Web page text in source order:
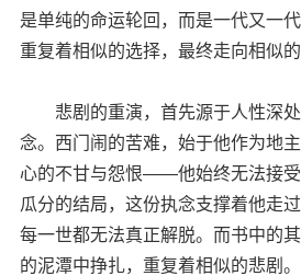
是单纯的命运轮回，而是一代又一
重复着相似的选择，最终走向相似的
悲剧的重演，首先源于人性深处
念。西门闹的苦难，始于他作为地
心的不甘与怨恨——他始终无法接
瓜分的结局，这份执念支撑着他走
每一世都无法真正解脱。而书中的
的泥潭中挣扎，重复着相似的悲剧